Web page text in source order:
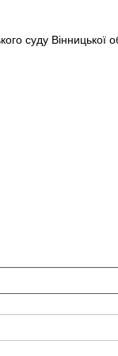
суду Вінницької